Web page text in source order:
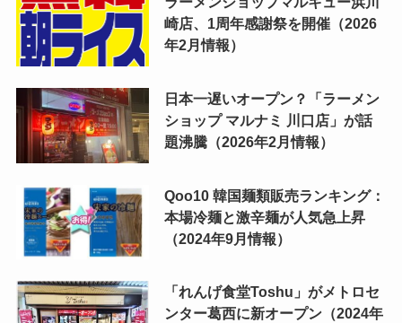
崎店、1周年感謝祭を開催（2026
年2月情報）
日本一遅いオープン？「ラーメン
ショップ マルナミ 川口店」が話
題沸騰（2026年2月情報）
Qoo10 韓国麺類販売ランキング：
本場冷麺と激辛麺が人気急上昇
（2024年9月情報）
「れんげ食堂Toshu」がメトロセ
ンター葛西に新オープン（2024年